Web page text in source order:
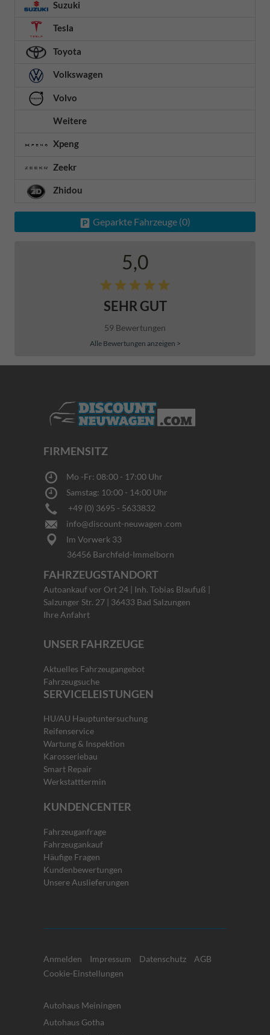
Suzuki
Tesla
Toyota
Volkswagen
Volvo
Weitere
Xpeng
Zeekr
Zhidou
Geparkte Fahrzeuge (0)
5,0
SEHR GUT
59 Bewertungen
Alle Bewertungen anzeigen >
FIRMENSITZ
Mo -Fr: 08:00 - 17:00 Uhr
Samstag: 10:00 - 14:00 Uhr
+49 (0) 3695 - 5633832
info@discount-neuwagen .com
Im Vorwerk 33
36456 Barchfeld-Immelborn
FAHRZEUGSTANDORT
Autoankauf vor Ort 24 | Inh. Tobias Blaufuß |
Salzunger Str. 27 | 36433 Bad Salzungen
Ihre Anfahrt
UNSER FAHRZEUGE
Aktuelles Fahrzeugangebot
Fahrzeugsuche
SERVICELEISTUNGEN
HU/AU Hauptuntersuchung
Reifenservice
Wartung & Inspektion
Karosseriebau
Smart Repair
Werkstatttermin
KUNDENCENTER
Fahrzeuganfrage
Fahrzeugankauf
Häufige Fragen
Kundenbewertungen
Unsere Auslieferungen
Anmelden Impressum Datenschutz
AGB
Cookie-Einstellungen
Autohaus Meiningen
Autohaus Gotha